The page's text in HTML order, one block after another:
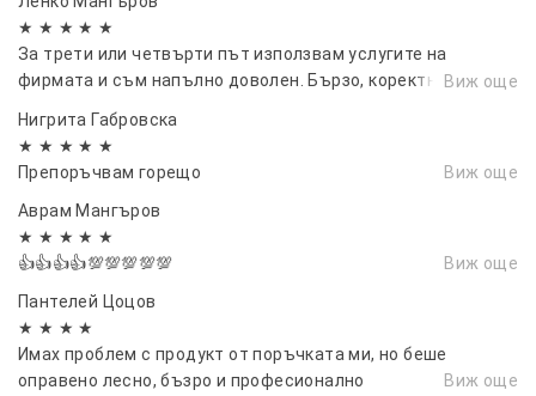
★ ★ ★ ★ ★
За трети или четвърти път използвам услугите на
фирмата и съм напълно доволен. Бързо, коректно, дава
условия. Препоръчвам
Виж още
Нигрита Габровска
★ ★ ★ ★ ★
Препоръчвам горещо
Виж още
Аврам Мангъров
★ ★ ★ ★ ★
👍👍👍👍💯💯💯💯💯
Виж още
Пантелей Цоцов
★ ★ ★ ★
Имах проблем с продукт от поръчката ми, но беше
оправено лесно, бъзро и професионално
Виж още